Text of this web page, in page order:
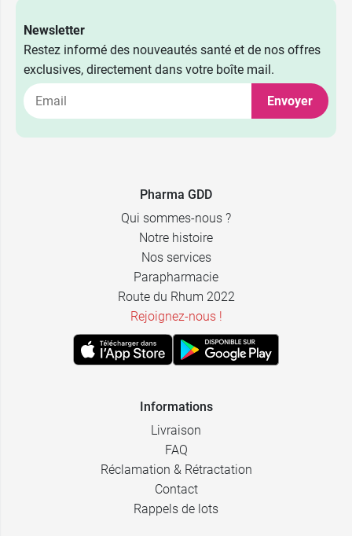
Newsletter
Restez informé des nouveautés santé et de nos offres
exclusives, directement dans votre boîte mail.
Envoyer
Pharma GDD
Qui sommes-nous ?
Notre histoire
Nos services
Parapharmacie
Route du Rhum 2022
Rejoignez-nous !
Informations
Livraison
FAQ
Réclamation & Rétractation
Contact
Rappels de lots